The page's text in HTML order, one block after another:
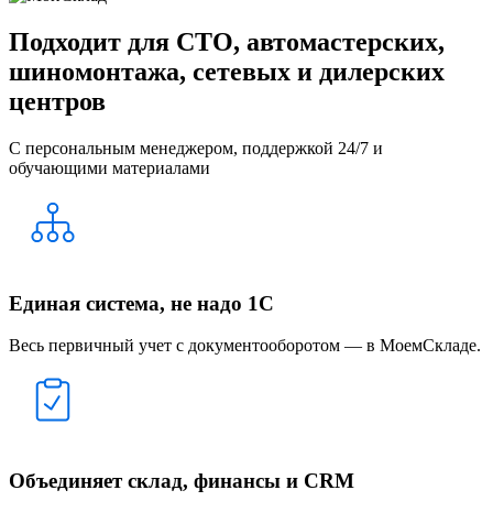
Подходит для СТО, автомастерских,
шиномонтажа, сетевых и дилерских
центров
С персональным менеджером, поддержкой 24/7 и
обучающими материалами
Единая система, не надо 1С
Весь первичный учет с документооборотом — в МоемСкладе.
Объединяет склад, финансы и CRM